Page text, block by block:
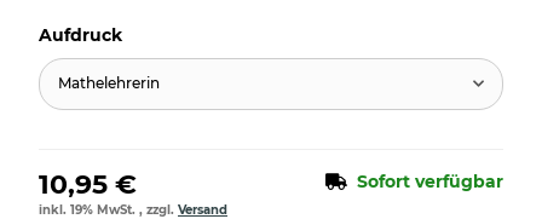
Aufdruck
Mathelehrerin
10,95 € Sofort verfügbar
inkl. 19% MwSt. , zzgl. Versand